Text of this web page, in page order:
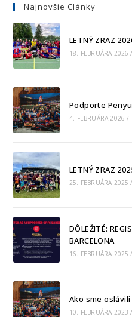
Najnovšie Clánky
LETNÝ ZRAZ
18. FEBRUÁRA 2026 /
Podporte
4. FEBRUÁRA 2026 /
LETNÝ ZRAZ
25. FEBRUÁRA 2025 /
DÔLEŽITÉ:
BARCELONA
16. FEBRUÁRA 2025 /
Ako sme
10. FEBRUÁRA 2023 /